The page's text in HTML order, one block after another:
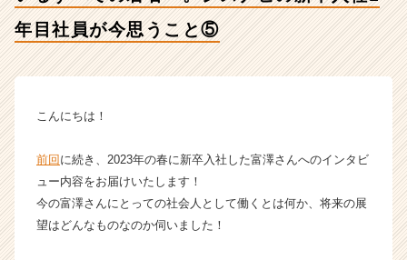
入
社
年
が
今
う
こ
年目社員が今思うこと⑤
こんにちは！
前回に続き、2023年の春に新卒入社した富澤さんへのインタビ
ュー内容をお届けいたします！
今の富澤さんにとっての社会人として働くとは何か、将来の展
望はどんなものなのか伺いました！